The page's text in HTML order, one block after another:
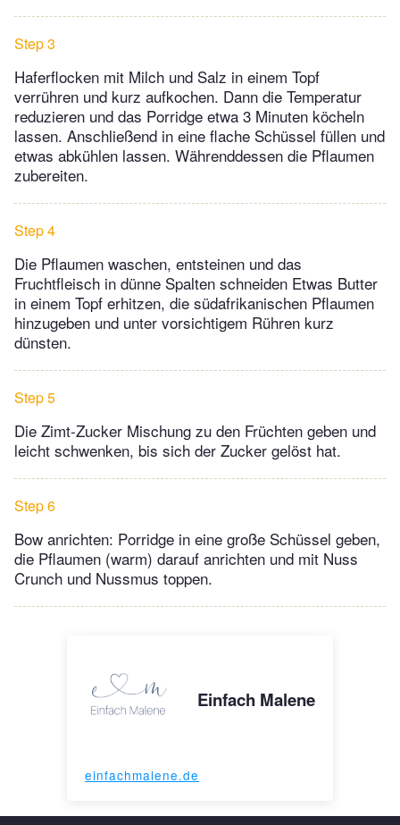
Step 3
Haferflocken mit Milch und Salz in einem Topf
verrühren und kurz aufkochen. Dann die Temperatur
reduzieren und das Porridge etwa 3 Minuten köcheln
lassen. Anschließend in eine flache Schüssel füllen und
etwas abkühlen lassen. Währenddessen die Pflaumen
zubereiten.
Step 4
Die Pflaumen waschen, entsteinen und das
Fruchtfleisch in dünne Spalten schneiden Etwas Butter
in einem Topf erhitzen, die südafrikanischen Pflaumen
hinzugeben und unter vorsichtigem Rühren kurz
dünsten.
Step 5
Die Zimt-Zucker Mischung zu den Früchten geben und
leicht schwenken, bis sich der Zucker gelöst hat.
Step 6
Bow anrichten: Porridge in eine große Schüssel geben,
die Pflaumen (warm) darauf anrichten und mit Nuss
Crunch und Nussmus toppen.
Einfach Malene
einfachmalene.de